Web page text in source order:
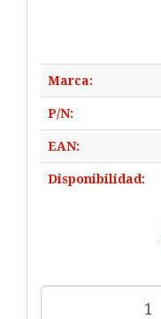
Marca:
P/N:
EAN:
Disponibilidad: